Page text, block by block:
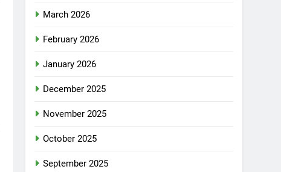
March 2026
February 2026
January 2026
December 2025
November 2025
October 2025
September 2025